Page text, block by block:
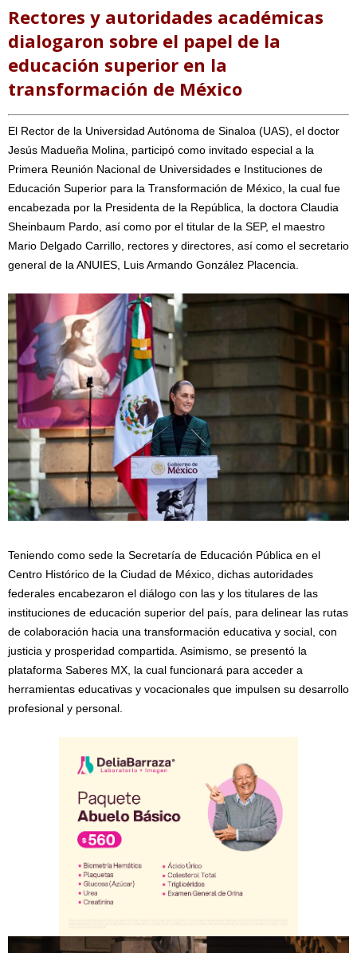
Rectores y autoridades académicas
dialogaron sobre el papel de la
educación superior en la
transformación de México
El Rector de la Universidad Autónoma de Sinaloa (UAS), el doctor
Jesús Madueña Molina, participó como invitado especial a la
Primera Reunión Nacional de Universidades e Instituciones de
Educación Superior para la Transformación de México, la cual fue
encabezada por la Presidenta de la República, la doctora Claudia
Sheinbaum Pardo, así como por el titular de la SEP, el maestro
Mario Delgado Carrillo, rectores y directores, así como el secretario
general de la ANUIES, Luis Armando González Placencia.
Teniendo como sede la Secretaría de Educación Pública en el
Centro Histórico de la Ciudad de México, dichas autoridades
federales encabezaron el diálogo con las y los titulares de las
instituciones de educación superior del país, para delinear las rutas
de colaboración hacia una transformación educativa y social, con
justicia y prosperidad compartida. Asimismo, se presentó la
plataforma Saberes MX, la cual funcionará para acceder a
herramientas educativas y vocacionales que impulsen su desarrollo
profesional y personal.